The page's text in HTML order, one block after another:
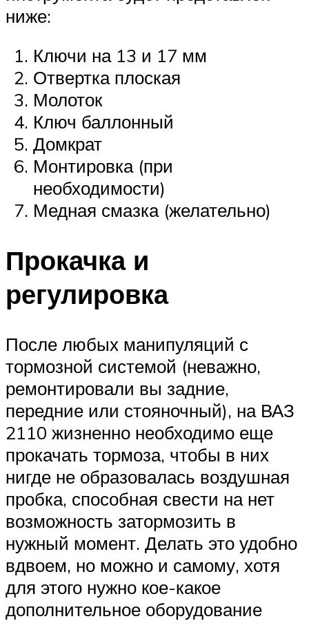
ниже:
Ключи на 13 и 17 мм
Отвертка плоская
Молоток
Ключ баллонный
Домкрат
Монтировка (при
необходимости)
Медная смазка (желательно)
Прокачка и
регулировка
После любых манипуляций с
тормозной системой (неважно,
ремонтировали вы задние,
передние или стояночный), на ВАЗ
2110 жизненно необходимо еще
прокачать тормоза, чтобы в них
нигде не образовалась воздушная
пробка, способная свести на нет
возможность затормозить в
нужный момент. Делать это удобно
вдвоем, но можно и самому, хотя
для этого нужно кое-какое
дополнительное оборудование